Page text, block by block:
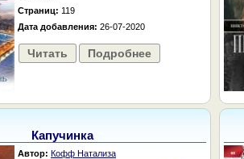
Страниц: 119
Дата добавления: 26-07-2020
Читать Подробнее
Капучинка
Автор: Кофф Натализа